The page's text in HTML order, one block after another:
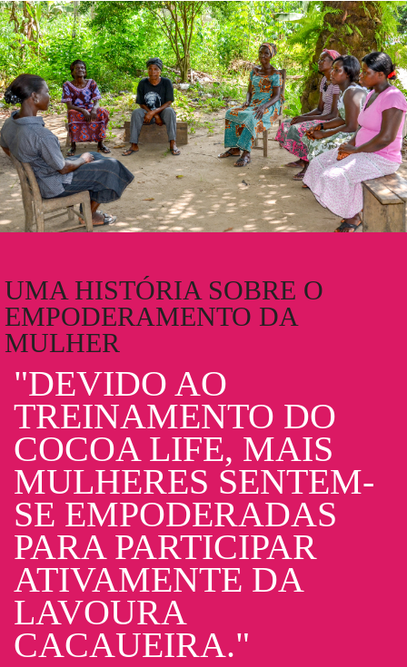
UMA HISTÓRIA SOBRE O
EMPODERAMENTO DA
MULHER
"DEVIDO AO
TREINAMENTO DO
COCOA LIFE, MAIS
MULHERES SENTEM-
SE EMPODERADAS
PARA PARTICIPAR
ATIVAMENTE DA
LAVOURA
CACAUEIRA."